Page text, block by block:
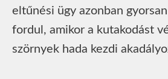
eltűnési ügy azonban
fordul, amikor a kutakodást
szörnyek hada kezdi